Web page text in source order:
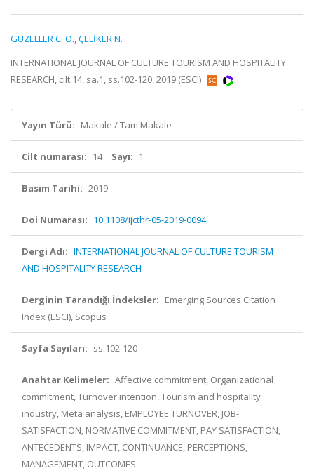
GÜZELLER C. O.,ÇELİKER N.
INTERNATIONAL JOURNAL OF CULTURE TOURISM AND HOSPITALITY
RESEARCH, cilt.14, sa.1, ss.102-120, 2019 (ESCI)
Yayın Türü: Makale / Tam Makale
Cilt numarası: 14 Sayı: 1
Basım Tarihi: 2019
Doi Numarası: 10.1108/ijcthr-05-2019-0094
Dergi Adı: INTERNATIONAL JOURNAL OF CULTURE TOURISM
AND HOSPITALITY RESEARCH
Derginin Tarandığı İndeksler: Emerging Sources Citation
Index (ESCI), Scopus
Sayfa Sayıları: ss.102-120
Anahtar Kelimeler: Affective commitment, Organizational
commitment, Turnover intention, Tourism and hospitality
industry, Meta analysis, EMPLOYEE TURNOVER, JOB-
SATISFACTION, NORMATIVE COMMITMENT, PAY SATISFACTION,
ANTECEDENTS, IMPACT, CONTINUANCE, PERCEPTIONS,
MANAGEMENT, OUTCOMES